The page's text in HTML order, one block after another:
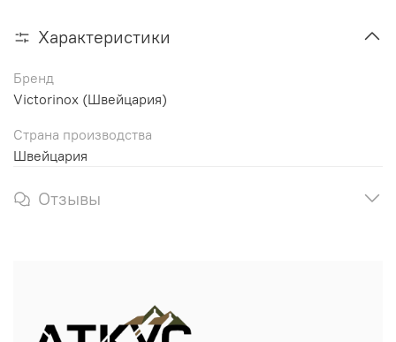
Характеристики
Бренд
Victorinox (Швейцария)
Страна производства
Швейцария
Отзывы